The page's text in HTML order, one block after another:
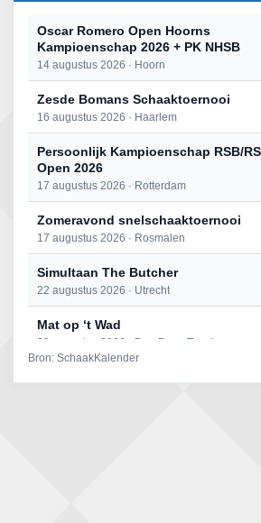
Oscar Romero Open Hoorns
Kampioenschap 2026 + PK NHSB
14 augustus 2026 · Hoorn
Zesde Bomans Schaaktoernooi
16 augustus 2026 · Haarlem
Persoonlijk Kampioenschap RSB/
Open 2026
17 augustus 2026 · Rotterdam
Zomeravond snelschaaktoernooi
17 augustus 2026 · Rosmalen
Simultaan The Butcher
22 augustus 2026 · Utrecht
Mat op ‘t Wad
22 augustus 2026 · Den Burg, Texel
Bron: SchaakKalender